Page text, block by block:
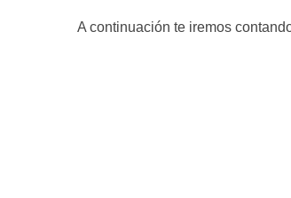
A continuación te iremos